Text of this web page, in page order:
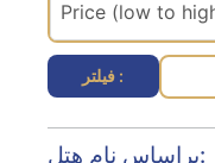
فیلتر :
براساس نام هتل: